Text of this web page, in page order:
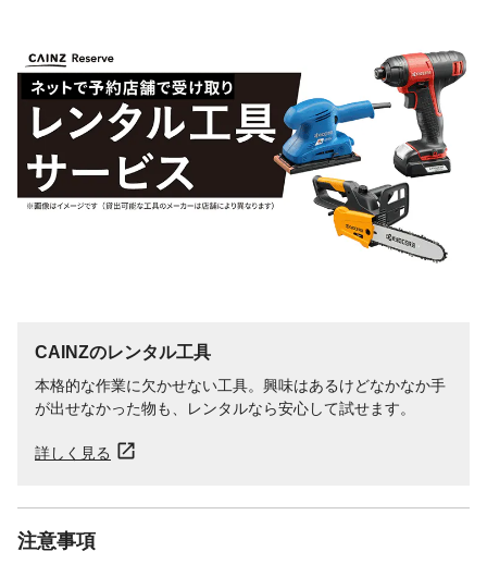
CAINZのレンタル工具
本格的な作業に欠かせない工具。興味はあるけどなかなか手
が出せなかった物も、レンタルなら安心して試せます。
詳しく見る
注意事項